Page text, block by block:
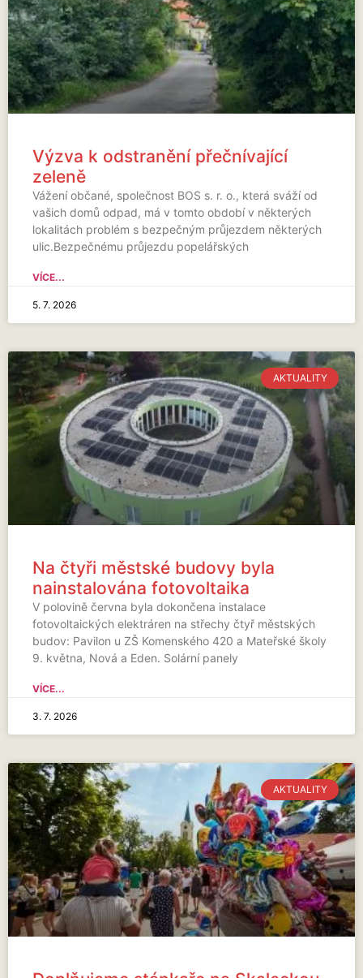
Výzva k odstranění přečnívající
zeleně
Vážení občané, společnost BOS s. r. o., která sváží od
vašich domů odpad, má v tomto období v některých
lokalitách problém s bezpečným průjezdem některých
ulic.Bezpečnému průjezdu popelářských
VÍCE...
5. 7. 2026
AKTUALITY
Na čtyři městské budovy byla
nainstalována fotovoltaika
V polovině června byla dokončena instalace
fotovoltaických elektráren na střechy čtyř městských
budov: Pavilon u ZŠ Komenského 420 a Mateřské školy
9. května, Nová a Eden. Solární panely
VÍCE...
3. 7. 2026
AKTUALITY